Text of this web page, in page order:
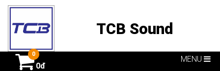
TCB Sound
MENU
0
0đ